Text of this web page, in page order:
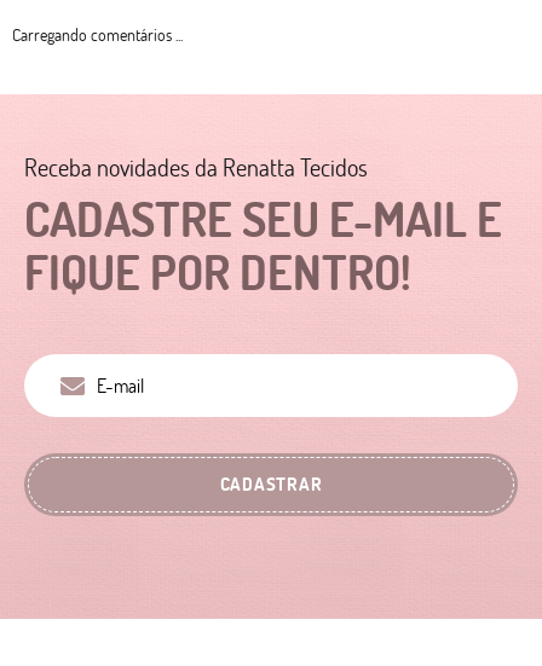
Carregando comentários ...
CADASTRE SEU E-MAIL E
FIQUE POR DENTRO!
Receba novidades da Renatta Tecidos
CADASTRAR